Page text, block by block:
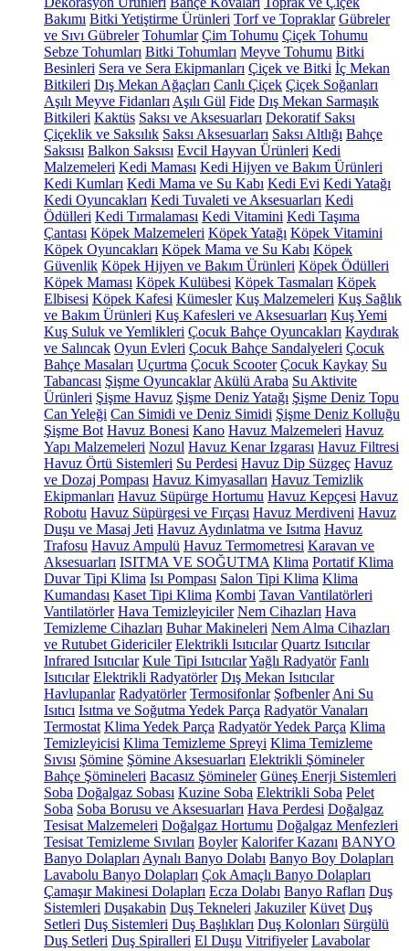
Bakımı Bitki Yetiştirme Ürünleri Torf ve Topraklar Gübreler
ve Sıvı Gübreler Tohumlar Çim Tohumu Çiçek Tohumu
Sebze Tohumları Bitki Tohumları Meyve Tohumu Bitki
Besinleri Sera ve Sera Ekipmanları Çiçek ve Bitki İç Mekan
Bitkileri Dış Mekan Ağaçları Canlı Çiçek Çiçek Soğanları
Aşılı Meyve Fidanları Aşılı Gül Fide Dış Mekan Sarmaşık
Bitkileri Kaktüs Saksı ve Aksesuarları Dekoratif Saksı
Çiçeklik ve Saksılık Saksı Aksesuarları Saksı Altlığı Bahçe
Saksısı Balkon Saksısı Evcil Hayvan Ürünleri Kedi
Malzemeleri Kedi Maması Kedi Hijyen ve Bakım Ürünleri
Kedi Kumları Kedi Mama ve Su Kabı Kedi Evi Kedi Yatağı
Kedi Oyuncakları Kedi Tuvaleti ve Aksesuarları Kedi
Ödülleri Kedi Tırmalaması Kedi Vitamini Kedi Taşıma
Çantası Köpek Malzemeleri Köpek Yatağı Köpek Vitamini
Köpek Oyuncakları Köpek Mama ve Su Kabı Köpek
Güvenlik Köpek Hijyen ve Bakım Ürünleri Köpek Ödülleri
Köpek Maması Köpek Kulübesi Köpek Tasmaları Köpek
Elbisesi Köpek Kafesi Kümesler Kuş Malzemeleri Kuş Sağlık
ve Bakım Ürünleri Kuş Kafesleri ve Aksesuarları Kuş Yemi
Kuş Suluk ve Yemlikleri Çocuk Bahçe Oyuncakları Kaydırak
ve Salıncak Oyun Evleri Çocuk Bahçe Sandalyeleri Çocuk
Bahçe Masaları Uçurtma Çocuk Scooter Çocuk Kaykay Su
Tabancası Şişme Oyuncaklar Akülü Araba Su Aktivite
Ürünleri Şişme Havuz Şişme Deniz Yatağı Şişme Deniz Topu
Can Yeleği Can Simidi ve Deniz Simidi Şişme Deniz Kolluğu
Şişme Bot Havuz Bonesi Kano Havuz Malzemeleri Havuz
Yapı Malzemeleri Nozul Havuz Kenar Izgarası Havuz Filtresi
Havuz Örtü Sistemleri Su Perdesi Havuz Dip Süzgeç Havuz
ve Dozaj Pompası Havuz Kimyasalları Havuz Temizlik
Ekipmanları Havuz Süpürge Hortumu Havuz Kepçesi Havuz
Robotu Havuz Süpürgesi ve Fırçası Havuz Merdiveni Havuz
Duşu ve Masaj Jeti Havuz Aydınlatma ve Isıtma Havuz
Trafosu Havuz Ampulü Havuz Termometresi Karavan ve
Aksesuarları ISITMA VE SOĞUTMA Klima Portatif Klima
Duvar Tipi Klima Isı Pompası Salon Tipi Klima Klima
Kumandası Kaset Tipi Klima Kombi Tavan Vantilatörleri
Vantilatörler Hava Temizleyiciler Nem Cihazları Hava
Temizleme Cihazları Buhar Makineleri Nem Alma Cihazları
ve Rutubet Gidericiler Elektrikli Isıtıcılar Quartz Isıtıcılar
Infrared Isıtıcılar Kule Tipi IsıtıcılarYağlı Radyatör Fanlı
Isıtıcılar Elektrikli Radyatörler Dış Mekan Isıtıcılar
Havlupanlar Radyatörler Termosifonlar Şofbenler Ani Su
Isıtıcı Isıtma ve Soğutma Yedek Parça Radyatör Vanaları
Termostat Klima Yedek Parça Radyatör Yedek Parça Klima
Temizleyicisi Klima Temizleme Spreyi Klima Temizleme
Sıvısı Şömine Şömine Aksesuarları Elektrikli Şömineler
Bahçe Şömineleri Bacasız Şömineler Güneş Enerji Sistemleri
Soba Doğalgaz Sobası Kuzine Soba Elektrikli Soba Pelet
Soba Soba Borusu ve Aksesuarları Hava Perdesi Doğalgaz
Tesisat Malzemeleri Doğalgaz Hortumu Doğalgaz Menfezleri
Tesisat Temizleme Sıvıları Boyler Kalorifer Kazanı BANYO
Banyo Dolapları Aynalı Banyo Dolabı Banyo Boy Dolapları
Lavabolu Banyo Dolapları Çok Amaçlı Banyo Dolapları
Çamaşır Makinesi Dolapları Ecza Dolabı Banyo Rafları Duş
Sistemleri Duşakabin Duş Tekneleri Jakuziler Küvet Duş
Setleri Duş Sistemleri Duş Başlıkları Duş Kolonları Sürgülü
Duş Setleri Duş Spiralleri El Duşu Vitrifiyeler Lavabolar